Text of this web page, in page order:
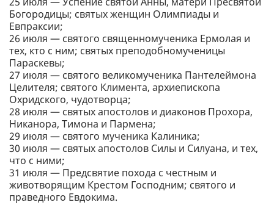
Богородицы; святых женщин Олимпиады и
Евпраксии;
26 июля — святого священномученика Ермолая и
тех, кто с ним; святых преподобномученицы
Параскевы;
27 июля — святого великомученика Пантелеймона
Целителя; святого Климента, архиепископа
Охридского, чудотворца;
28 июля — святых апостолов и диаконов Прохора,
Никанора, Тимона и Пармена;
29 июля — святого мученика Калиника;
30 июля — святых апостолов Силы и Силуана, и тех,
что с ними;
31 июля — Предсвятие похода с честным и
животворящим Крестом Господним; святого и
праведного Евдокима.